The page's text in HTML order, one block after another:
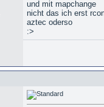
und mit mapchange
nicht das ich erst
aztec oderso
:>